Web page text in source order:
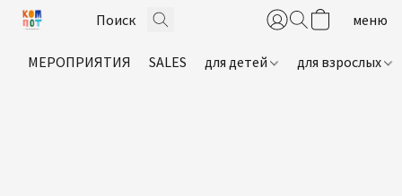
МЕРОПРИЯТИЯ SALES для детей для взрослых